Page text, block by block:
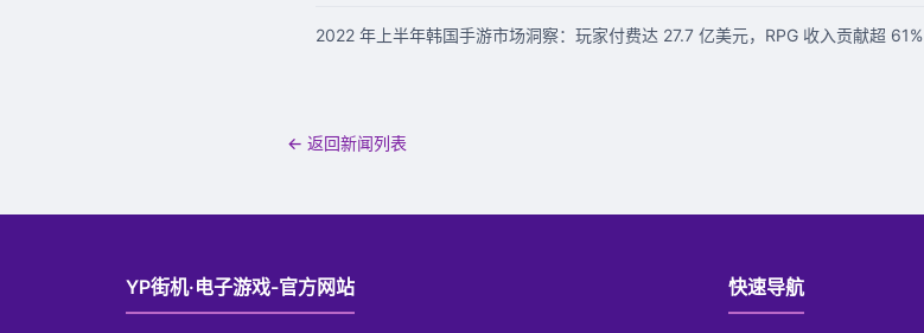
2022 年上半年韩国手游市场洞察：玩家付费达 27.7 亿美元，RPG 收入贡献超 61%
← 返回新闻列表
YP街机·电子游戏-官方网站 快速导航